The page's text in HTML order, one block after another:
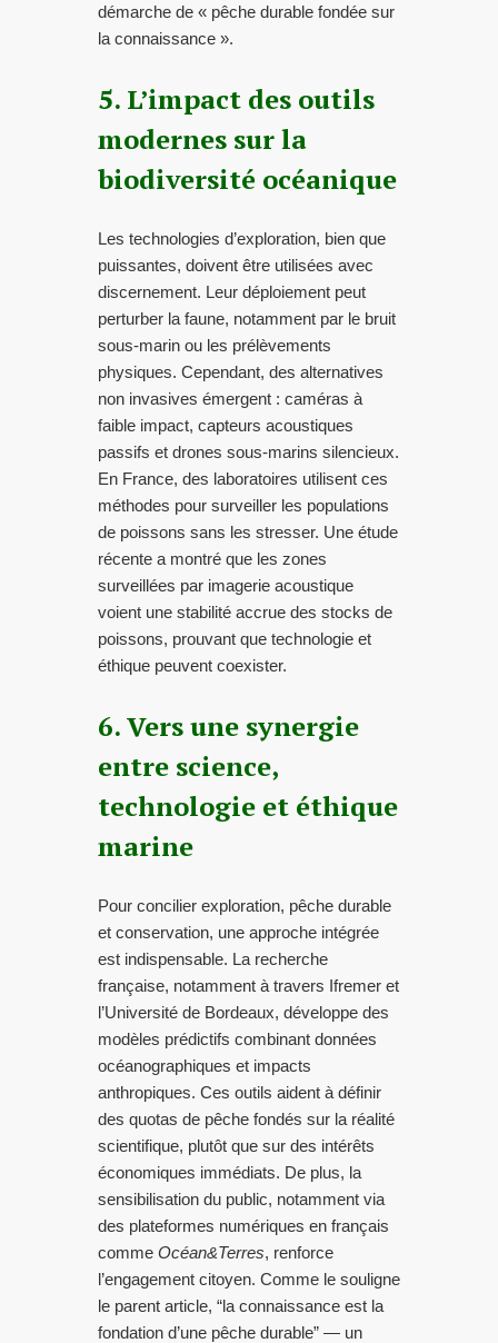
démarche de « pêche durable fondée sur
la connaissance ».
5. L’impact des outils
modernes sur la
biodiversité océanique
Les technologies d’exploration, bien que
puissantes, doivent être utilisées avec
discernement. Leur déploiement peut
perturber la faune, notamment par le bruit
sous-marin ou les prélèvements
physiques. Cependant, des alternatives
non invasives émergent : caméras à
faible impact, capteurs acoustiques
passifs et drones sous-marins silencieux.
En France, des laboratoires utilisent ces
méthodes pour surveiller les populations
de poissons sans les stresser. Une étude
récente a montré que les zones
surveillées par imagerie acoustique
voient une stabilité accrue des stocks de
poissons, prouvant que technologie et
éthique peuvent coexister.
6. Vers une synergie
entre science,
technologie et éthique
marine
Pour concilier exploration, pêche durable
et conservation, une approche intégrée
est indispensable. La recherche
française, notamment à travers Ifremer et
l’Université de Bordeaux, développe des
modèles prédictifs combinant données
océanographiques et impacts
anthropiques. Ces outils aident à définir
des quotas de pêche fondés sur la réalité
scientifique, plutôt que sur des intérêts
économiques immédiats. De plus, la
sensibilisation du public, notamment via
des plateformes numériques en français
comme Océan&Terres, renforce
l’engagement citoyen. Comme le souligne
le parent article, “la connaissance est la
fondation d’une pêche durable” — un